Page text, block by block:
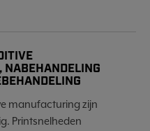
NABEHANDELING
manufacturing zijn
Printsnelheden